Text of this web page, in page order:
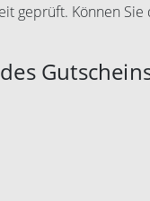
geprüft. Können